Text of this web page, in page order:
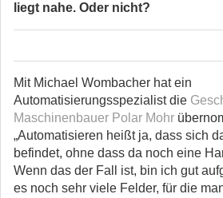
liegt nahe. Oder nicht?
Mit Michael Wombacher hat ein
Automatisierungsspezialist die
Maschinenbauer Polar Mohr
„Automatisieren heißt ja, dass sich
befindet, ohne dass da noch eine
Wenn das der Fall ist, bin ich gut
es noch sehr viele Felder, für die